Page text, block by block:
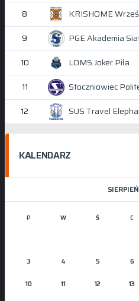
8 KRISHOME
9 PGE Akademia
10 LOMS Joker Piła
11 Stoczniowiec
12 SUS Travel
KALENDARZ
P W Ś C
3 4 5 6
10 11 12 13